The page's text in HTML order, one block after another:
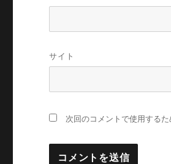
サイト
次回のコメントで使用する